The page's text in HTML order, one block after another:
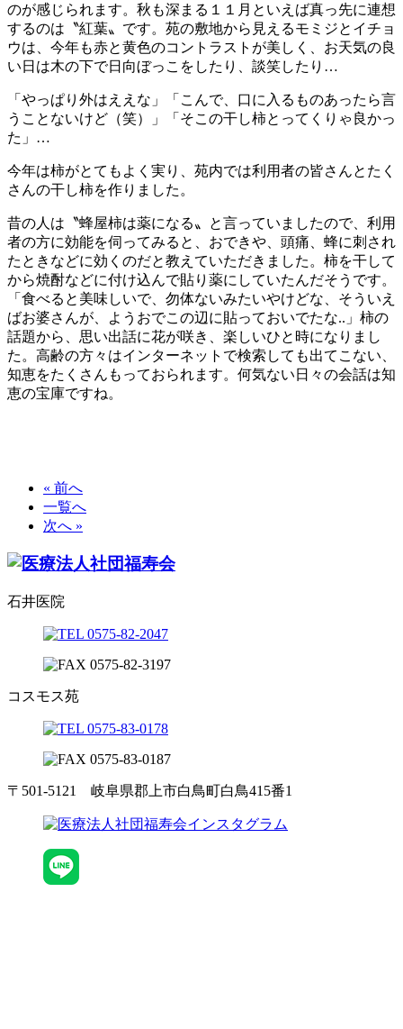
のが感じられます。秋も深まる１１月といえば真っ先に連想
するのは〝紅葉〟です。苑の敷地から見えるモミジとイチョ
ウは、今年も赤と黄色のコントラストが美しく、お天気の良
い日は木の下で日向ぼっこをしたり、談笑したり…
「やっぱり外はええな」「こんで、口に入るものあったら言
うことないけど（笑）」「そこの干し柿とってくりゃ良かっ
た」…
今年は柿がとてもよく実り、苑内では利用者の皆さんとたく
さんの干し柿を作りました。
昔の人は〝蜂屋柿は薬になる〟と言っていましたので、利用
者の方に効能を伺ってみると、おできや、頭痛、蜂に刺され
たときなどに効くのだと教えていただきました。柿を干して
から焼酎などに付け込んで貼り薬にしていたんだそうです。
「食べると美味しいで、勿体ないみたいやけどな、そういえ
ばお婆さんが、ようおでこの辺に貼っておいでたな..」柿の
話題から、思い出話に花が咲き、楽しいひと時になりまし
た。高齢の方々はインターネットで検索しても出てこない、
知恵をたくさんもっておられます。何気ない日々の会話は知
恵の宝庫ですね。
« 前へ
一覧へ
次へ »
石井医院
コスモス苑
〒501-5121 岐阜県郡上市白鳥町白鳥415番1